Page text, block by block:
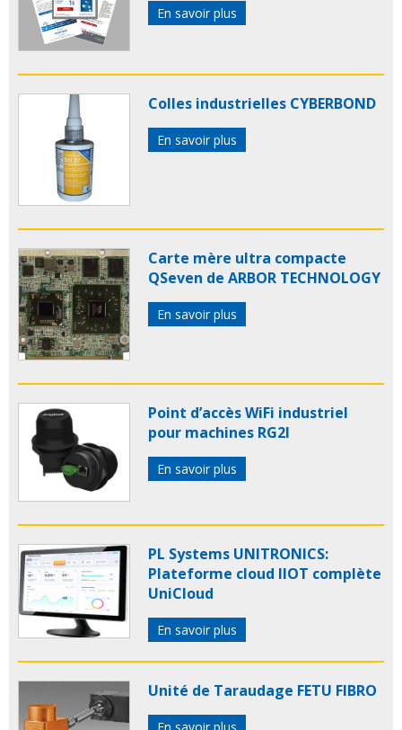
En savoir plus
Colles industrielles CYBERBOND
En savoir plus
Carte mère ultra compacte
QSeven de ARBOR TECHNOLOGY
En savoir plus
Point d’accès WiFi industriel
pour machines RG2I
En savoir plus
PL Systems UNITRONICS:
Plateforme cloud IIOT complète
UniCloud
En savoir plus
Unité de Taraudage FETU FIBRO